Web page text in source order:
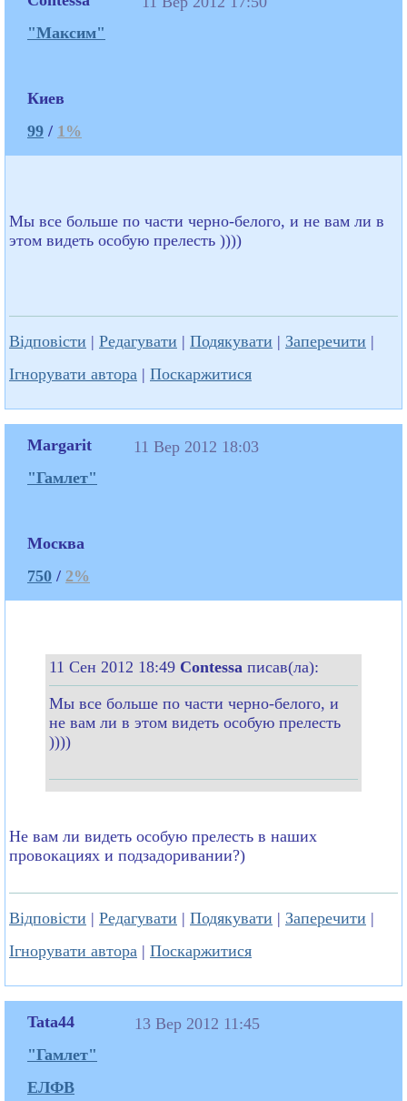
"Максим"
Киев
99 / 1%
Мы все больше по части черно-белого, и не вам ли в
этом видеть особую прелесть ))))
Відповісти | Редагувати | Подякувати | Заперечити |
Ігнорувати автора | Поскаржитися
Margarit
"Гамлет"
Москва
750 / 2%
11 Вер 2012 18:03
11 Сен 2012 18:49 Contessa писав(ла):
Мы все больше по части черно-белого, и
не вам ли в этом видеть особую прелесть
))))
Не вам ли видеть особую прелесть в наших
провокациях и подзадоривании?)
Відповісти | Редагувати | Подякувати | Заперечити |
Ігнорувати автора | Поскаржитися
Tata44
"Гамлет"
ЕЛФВ
13 Вер 2012 11:45